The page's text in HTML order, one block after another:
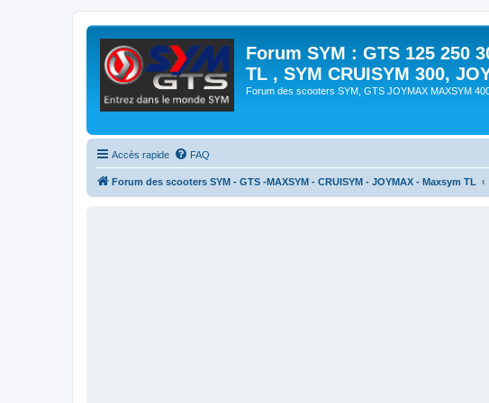
Forum SYM : GTS 125 250
TL , SYM CRUISYM 300,
Forum des scooters SYM, GTS JOYMAX MAXSYM
Accès rapide FAQ
Forum des scooters SYM - GTS -MAXSYM - CRUISYM - JOYMAX - Maxsym TL